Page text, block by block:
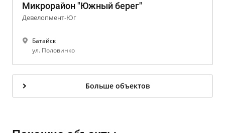
Микрорайон "Южный берег"
Девелопмент-Юг
Батайск
ул. Половинко
Больше объектов